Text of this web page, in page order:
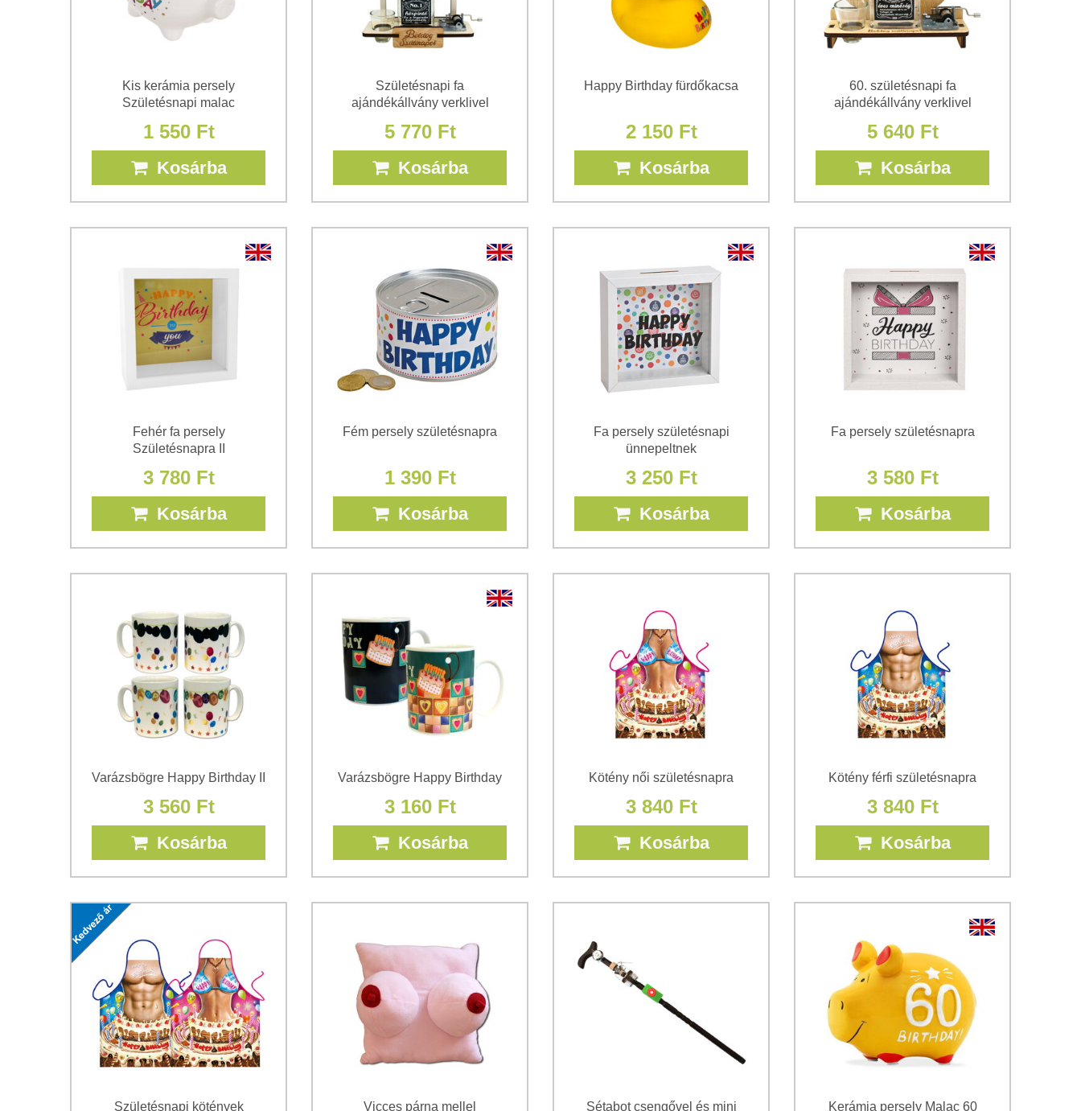
Kis kerámia persely
Születésnapi malac
1 550 Ft
Kosárba
Születésnapi fa
ajándékállvány verklivel
5 770 Ft
Kosárba
Happy Birthday fürdőkacsa
2 150 Ft
Kosárba
60. születésnapi fa
ajándékállvány verklivel
5 640 Ft
Kosárba
Fehér fa persely
Születésnapra II
3 780 Ft
Kosárba
Fém persely születésnapra
1 390 Ft
Kosárba
Fa persely születésnapi
ünnepeltnek
3 250 Ft
Kosárba
Fa persely születésnapra
3 580 Ft
Kosárba
Varázsbögre Happy Birthday II
3 560 Ft
Kosárba
Varázsbögre Happy Birthday
3 160 Ft
Kosárba
Kötény női születésnapra
3 840 Ft
Kosárba
Kötény férfi születésnapra
3 840 Ft
Kosárba
Születésnapi kötények
Vicces párna mellel
Sétabot csengővel és mini
Kerámia persely Malac 60